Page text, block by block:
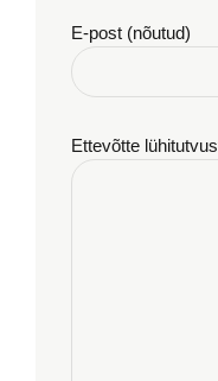
E-post (nõutud)
Ettevõtte